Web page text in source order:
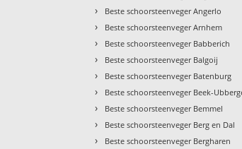
› Beste schoorsteenveger Angerlo
› Beste schoorsteenveger Arnhem
› Beste schoorsteenveger Babberich
› Beste schoorsteenveger Balgoij
› Beste schoorsteenveger Batenburg
› Beste schoorsteenveger Beek-
› Beste schoorsteenveger Bemmel
› Beste schoorsteenveger Berg en Dal
› Beste schoorsteenveger Bergharen